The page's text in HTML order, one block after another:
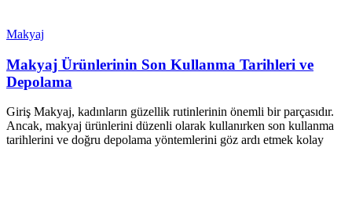
Makyaj
Makyaj Ürünlerinin Son Kullanma Tarihleri ve
Depolama
Giriş Makyaj, kadınların güzellik rutinlerinin önemli bir parçasıdır.
Ancak, makyaj ürünlerini düzenli olarak kullanırken son kullanma
tarihlerini ve doğru depolama yöntemlerini göz ardı etmek kolay